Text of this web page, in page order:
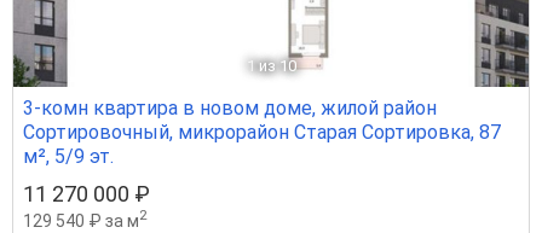
1 из 10
3-комн квартира в новом доме, жилой район
Сортировочный, микрорайон Старая Сортировка, 87
м², 5/9 эт.
11 270 000 ₽
129 540 ₽ за м2